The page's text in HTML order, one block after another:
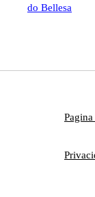
do Bellesa